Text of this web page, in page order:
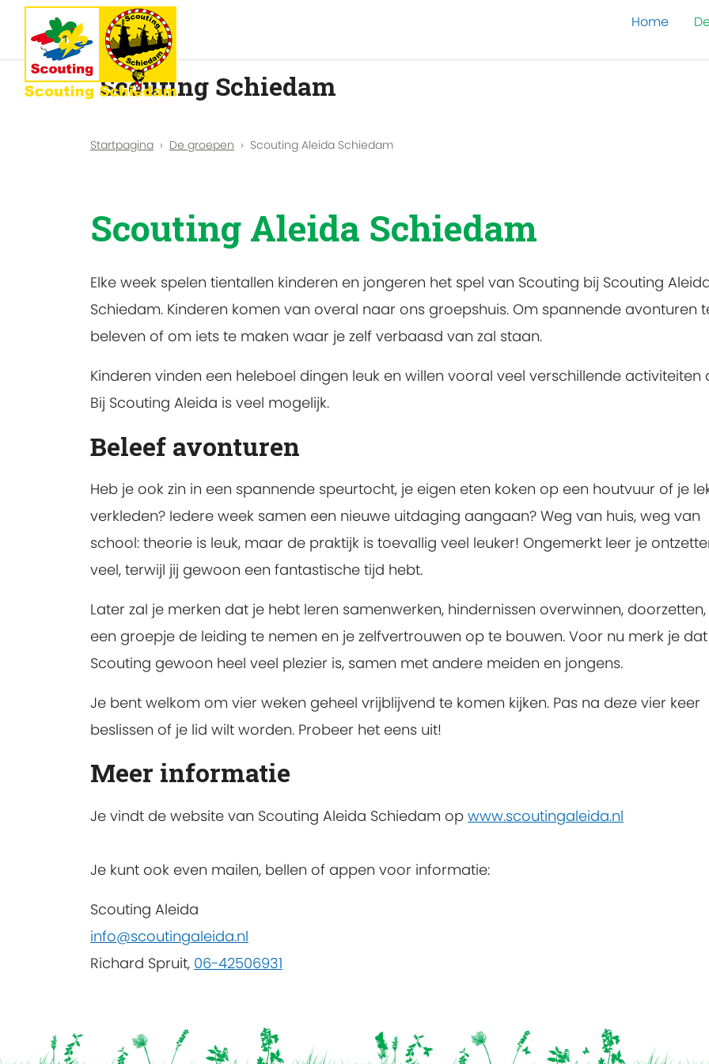
Home
Scouting Schiedam
Startpagina De groepen Scouting Aleida Schiedam
Scouting Aleida Schiedam
Elke week spelen tientallen kinderen en jongeren het spel van Scouting bij Scouting
Schiedam. Kinderen komen van overal naar ons groepshuis. Om spannende avonturen
beleven of om iets te maken waar je zelf verbaasd van zal staan.
Kinderen vinden een heleboel dingen leuk en willen vooral veel verschillende activiteiten
Bij Scouting Aleida is veel mogelijk.
Beleef avonturen
Heb je ook zin in een spannende speurtocht, je eigen eten koken op een houtvuur of je
verkleden? Iedere week samen een nieuwe uitdaging aangaan? Weg van huis, weg van
school: theorie is leuk, maar de praktijk is toevallig veel leuker! Ongemerkt leer je
veel, terwijl jij gewoon een fantastische tijd hebt.
Later zal je merken dat je hebt leren samenwerken, hindernissen overwinnen, doorzetten,
een groepje de leiding te nemen en je zelfvertrouwen op te bouwen. Voor nu merk je dat
Scouting gewoon heel veel plezier is, samen met andere meiden en jongens.
Je bent welkom om vier weken geheel vrijblijvend te komen kijken. Pas na deze vier keer
beslissen of je lid wilt worden. Probeer het eens uit!
Meer informatie
Je vindt de website van Scouting Aleida Schiedam op www.scoutingaleida.nl
Je kunt ook even mailen, bellen of appen voor informatie:
Scouting Aleida
info@scoutingaleida.nl
Richard Spruit, 06-42506931